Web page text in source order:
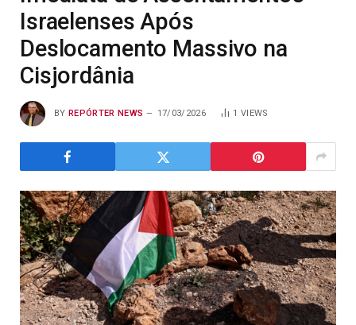
Israelenses Após
Deslocamento Massivo na
Cisjordânia
BY REPÓRTER NEWS 17/03/2026 1 VIEWS